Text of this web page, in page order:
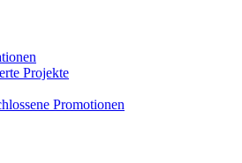
Projekte
Promotionen